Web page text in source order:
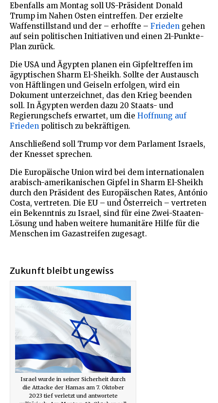
Ebenfalls am Montag soll US-Präsident Donald
Trump im Nahen Osten eintreffen. Der erzielte
Waffenstillstand und der – erhoffte – Frieden gehen
auf sein politischen Initiativen und einen 21-Punkte-
Plan zurück.
Die USA und Ägypten planen ein Gipfeltreffen im
ägyptischen Sharm El-Sheikh. Sollte der Austausch
von Häftlingen und Geiseln erfolgen, wird ein
Dokument unterzeichnet, das den Krieg beenden
soll. In Ägypten werden dazu 20 Staats- und
Regierungschefs erwartet, um die Hoffnung auf
Frieden politisch zu bekräftigen.
Anschließend soll Trump vor dem Parlament Israels,
der Knesset sprechen.
Die Europäische Union wird bei dem internationalen
arabisch-amerikanischen Gipfel in Sharm El-Sheikh
durch den Präsident des Europäischen Rates, António
Costa, vertreten. Die EU – und Österreich – vertreten
ein Bekenntnis zu Israel, sind für eine Zwei-Staaten-
Lösung und haben weitere humanitäre Hilfe für die
Menschen im Gazastreifen zugesagt.
Zukunft bleibt ungewiss
Israel wurde in seiner Sicherheit durch
die Attacke der Hamas am 7. Oktober
2023 tief verletzt und antwortete